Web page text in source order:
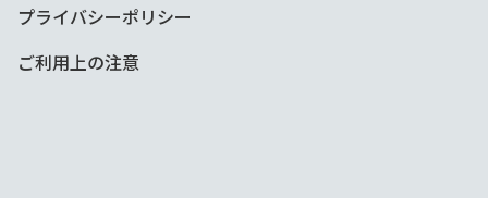
プライバシーポリシー
ご利用上の注意